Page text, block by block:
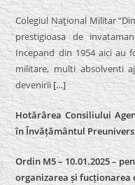
Colegiul Naţional Militar
prestigioasa de
Incepand din 1954 aici au
militare, multi absolventi
devenirii […]
Hotărârea Consiliului
în Învățământul
Ordin M5 – 10.01.2025 –
organizarea și